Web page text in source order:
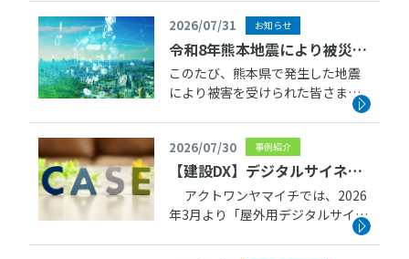
ロープ「メトロン」 2026年9月上
旬より出庫対応予定です。
2026/07/31 お知らせ
令和8年熊本地震により被災さ
れた皆さまへ
このたび、熊本県で発生した地震
により被害を受けられた皆さま
復旧を心よりお祈り申し上げま
す。 当社といたしましても、被災
地の一日も早い復旧の一助となる
よう、地域の […]
2026/07/30 事例紹介
【建設DX】デジタルサイネー
ジの納入事例をご紹介
アクトワンヤマイチでは、2026
年3月より「屋外用デジタルサイネ
ージ SG-MPV65K」の取扱いを始め